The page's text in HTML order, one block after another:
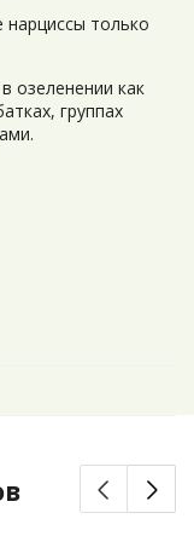
только
озеленении как
группах